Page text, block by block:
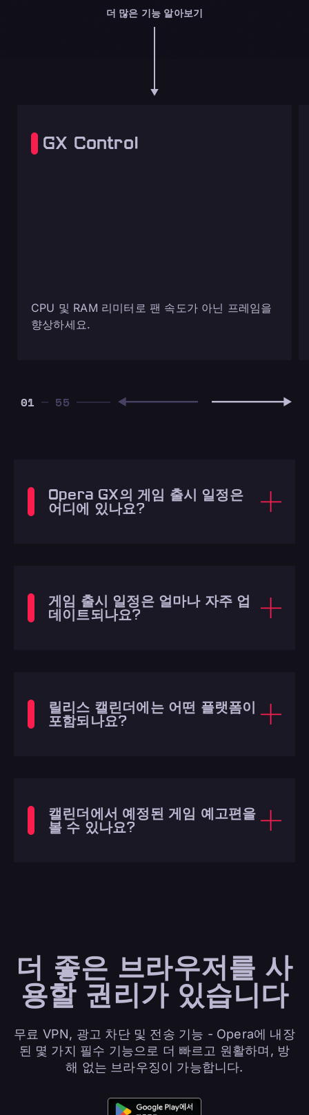
더 많은 기능 알아보기
GX Control
CPU 및 RAM 리미터로 팬 속도가 아닌 프레임을
향상하세요.
01
Opera GX의 게임 출시 일정은
어디에 있나요?
게임 출시 일정은 얼마나 자주 업
데이트되나요?
릴리스 캘린더에는 어떤 플랫폼이
포함되나요?
캘린더에서 예정된 게임 예고편을
볼 수 있나요?
더 좋은 브라우저를 사
용할 권리가 있습니다
무료 VPN, 광고 차단 및 전송 기능 - Opera에 내장
된 몇 가지 필수 기능으로 더 빠르고 원활하며, 방
해 없는 브라우징이 가능합니다.